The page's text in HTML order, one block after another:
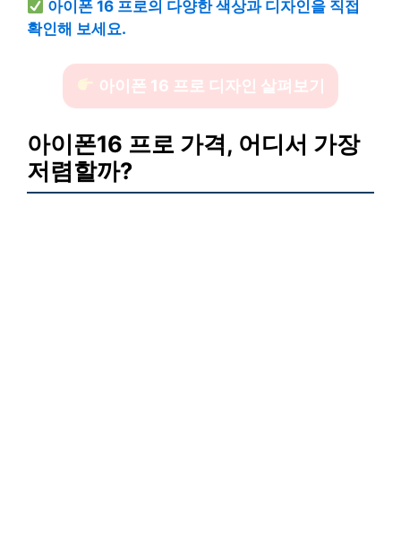
아이폰 16 프로의 다양한 색상과 디자인을 직접
확인해 보세요.
아이폰 16 프로 디자인 살펴보기
아이폰16 프로 가격, 어디서 가장
저렴할까?